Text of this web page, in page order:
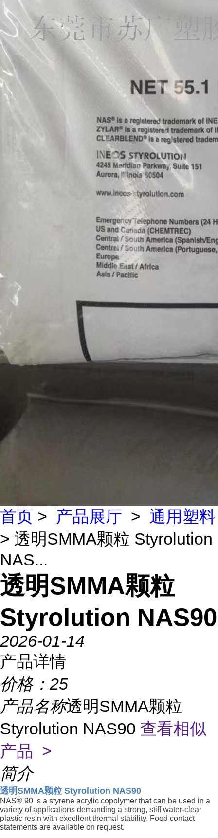
首页 > 产品展厅 > 通用塑料
> 透明SMMA颗粒 Styrolution
NAS...
透明SMMA颗粒
Styrolution NAS90
2026-01-14
产品详情
价格： 25
产品名称透明SMMA颗粒
Styrolution NAS90 查看相似
产品 >
简介
透明SMMA颗粒 Styrolution NAS90
NAS® 90 is a styrene acrylic copolymer that can be used in a
variety of applications demanding a strong, stiff water-clear
plastic resin with excellent thermal stability. Food contact
statements are available on request.